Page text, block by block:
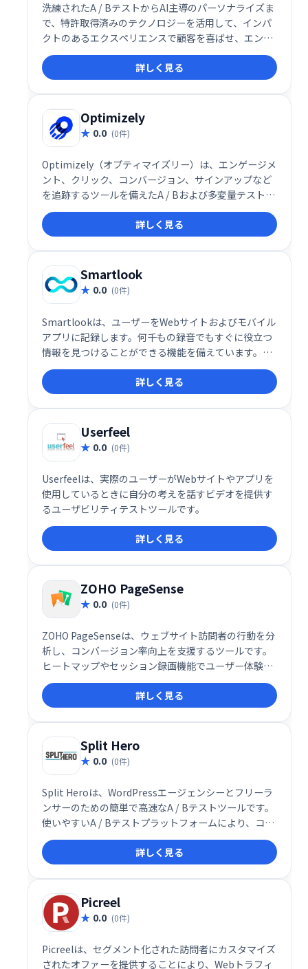
洗練されたA / BテストからAI主導のパーソナライズま
で、特許取得済みのテクノロジーを活用して、インパ
クトのあるエクスペリエンスで顧客を喜ばせ、エンゲ
ージメント、コンバージョン、生涯価値を高めます。
詳しく見る
Optimizely
0.0 (0件)
Optimizely（オプティマイズリー）は、エンゲージメ
ント、クリック、コンバージョン、サインアップなど
を追跡するツールを備えたA / Bおよび多変量テストを
提供するWebサイト最適化プラットフォームです。
詳しく見る
Smartlook
0.0 (0件)
Smartlookは、ユーザーをWebサイトおよびモバイル
アプリに記録します。何千もの録音でもすぐに役立つ
情報を見つけることができる機能を備えています。ク
レジットカードは不要で無料で利用できます。
詳しく見る
Userfeel
0.0 (0件)
Userfeelは、実際のユーザーがWebサイトやアプリを
使用しているときに自分の考えを話すビデオを提供す
るユーザビリティテストツールです。
詳しく見る
ZOHO PageSense
0.0 (0件)
ZOHO PageSenseは、ウェブサイト訪問者の行動を分
析し、コンバージョン率向上を支援するツールです。
ヒートマップやセッション録画機能でユーザー体験を
可視化し、A/Bテスト機能を通じてデータに基づいた
ウェブサイト改善を実現します。
詳しく見る
Split Hero
0.0 (0件)
Split Heroは、WordPressエージェンシーとフリーラ
ンサーのための簡単で高速なA / Bテストツールです。
使いやすいA / Bテストプラットフォームにより、コン
バージョンを改善し、経常収益を増やすことができま
す。
詳しく見る
Picreel
0.0 (0件)
Picreelは、セグメント化された訪問者にカスタマイズ
されたオファーを提供することにより、Webトラフィ